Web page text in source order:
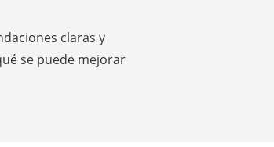
claras y
se puede mejorar